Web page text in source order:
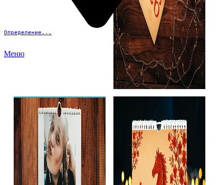
Определение...
Меню